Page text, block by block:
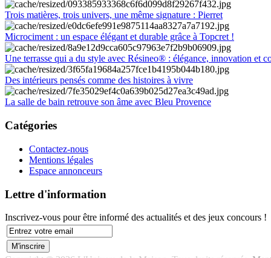
Trois matières, trois univers, une même signature : Pierret
Microciment : un espace élégant et durable grâce à Topcret !
Une terrasse qui a du style avec Résineo® : élégance, innovation et
Des intérieurs pensés comme des histoires à vivre
La salle de bain retrouve son âme avec Bleu Provence
Catégories
Contactez-nous
Mentions légales
Espace annonceurs
Lettre d'information
Inscrivez-vous pour être informé des actualités et des jeux concours !